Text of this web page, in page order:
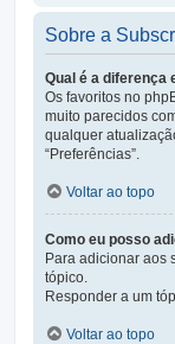
Sobre a
Qual é a diferença
Os favoritos no
muito parecidos
qualquer
“Preferências”.
Voltar ao topo
Como eu posso
Para adicionar aos
tópico.
Responder a um
Voltar ao topo